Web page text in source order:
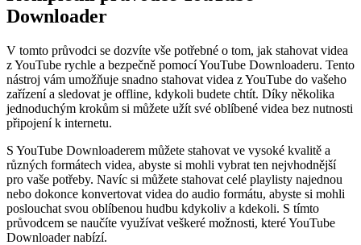
Downloader
V tomto průvodci se dozvíte vše potřebné o tom, jak stahovat videa
z YouTube rychle a bezpečně pomocí YouTube Downloaderu. Tento
nástroj vám umožňuje snadno stahovat videa z YouTube do vašeho
zařízení a sledovat je offline, kdykoli budete chtít. Díky několika
jednoduchým krokům si můžete užít své oblíbené videa bez nutnosti
připojení k internetu.
S YouTube Downloaderem můžete stahovat ve vysoké kvalitě a
různých formátech videa, abyste si mohli vybrat ten nejvhodnější
pro vaše potřeby. Navíc si můžete stahovat celé playlisty najednou
nebo dokonce konvertovat videa do audio formátu, abyste si mohli
poslouchat svou oblíbenou hudbu kdykoliv a kdekoli. S tímto
průvodcem se naučíte využívat veškeré možnosti, které YouTube
Downloader nabízí.